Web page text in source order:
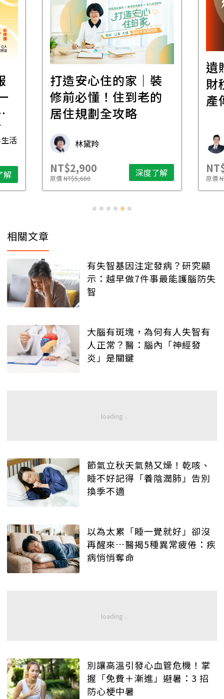
活
解
打造安心住的家｜裝
修前必懂！住到老的
居住規劃全攻略
林黛羚
NT$2,900
原價NT$5,600 深度了解
遺
財
產
原價
相關文章
有失智基因注定發病？研究顯
示：越早做7件事最能護腦防失
智
大腦有斑塊，為何有人失智有
人正常？醫：腦內「神經發
炎」是關鍵
節氣立秋天氣熱又燥！乾咳、
睡不好記得「養陰潤肺」告別
換季不適
以為太累「睡一覺就好」卻沒
再醒來…醫揭5種異常疲倦：疾
病悄悄奪命
別讓高溫引發心血管危機！掌
握「免費＋漸進」避暑：3 招
防心梗中暑